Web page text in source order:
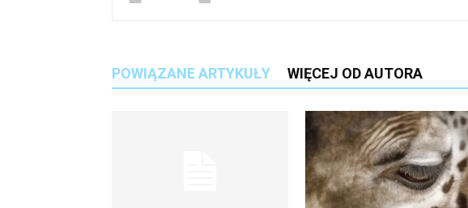
POWIĄZANE ARTYKUŁY WIĘCEJ OD AUTORA